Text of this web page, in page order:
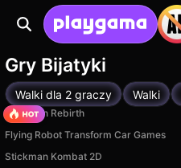
Gry Bijatyki
Walki dla 2 graczy Walki
Stickman Rebirth
Flying Robot Transform Car Games
Stickman Kombat 2D